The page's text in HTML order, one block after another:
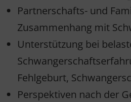
Partnerschafts- und
Zusammenhang mit
Unterstützung bei
Fehlgeburt,
Perspektiven nach der